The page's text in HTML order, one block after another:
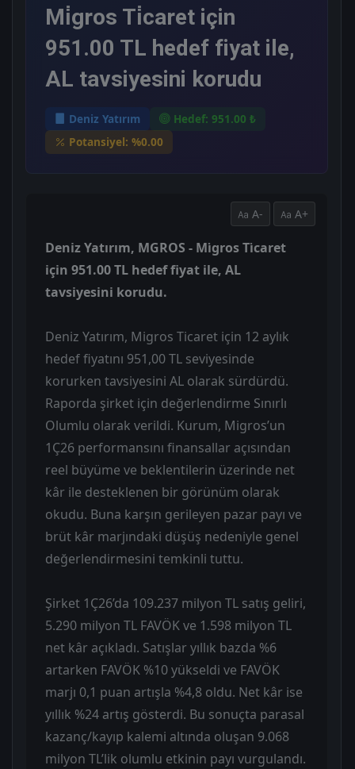
Mi̇gros Ti̇caret için
951.00 TL hedef fiyat ile,
AL tavsiyesini korudu
Deniz Yatırım
Hedef: 951.00 ₺
Potansiyel: %0.00
A- A+
Deniz Yatırım, MGROS - Mi̇gros Ti̇caret
için 951.00 TL hedef fiyat ile, AL
tavsiyesini korudu.
Deniz Yatırım, Migros Ticaret için 12 aylık
hedef fiyatını 951,00 TL seviyesinde
korurken tavsiyesini AL olarak sürdürdü.
Raporda şirket için değerlendirme Sınırlı
Olumlu olarak verildi. Kurum, Migros’un
1Ç26 performansını finansallar açısından
reel büyüme ve beklentilerin üzerinde net
kâr ile desteklenen bir görünüm olarak
okudu. Buna karşın gerileyen pazar payı ve
brüt kâr marjındaki düşüş nedeniyle genel
değerlendirmesini temkinli tuttu.
Şirket 1Ç26’da 109.237 milyon TL satış geliri,
5.290 milyon TL FAVÖK ve 1.598 milyon TL
net kâr açıkladı. Satışlar yıllık bazda %6
artarken FAVÖK %10 yükseldi ve FAVÖK
marjı 0,1 puan artışla %4,8 oldu. Net kâr ise
yıllık %24 artış gösterdi. Bu sonuçta parasal
kazanç/kayıp kalemi altında oluşan 9.068
milyon TL’lik olumlu etkinin payı vurgulandı.